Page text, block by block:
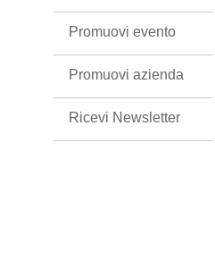
Promuovi evento
Promuovi azienda
Ricevi Newsletter